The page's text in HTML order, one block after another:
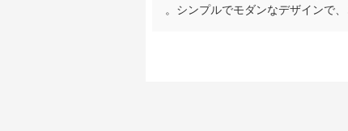
。シンプルでモダンなデザインで